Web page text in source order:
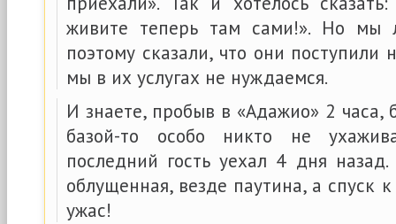
живите теперь там сами!». Но мы
поэтому сказали, что они поступили
мы в их услугах не нуждаемся.
И знаете, пробыв в «Адажио» 2 часа,
базой-то особо никто не
последний гость уехал 4 дня
облущенная, везде паутина, а спуск
ужас!